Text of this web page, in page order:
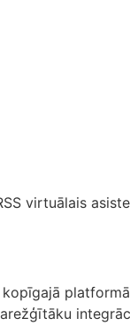
virtuālais